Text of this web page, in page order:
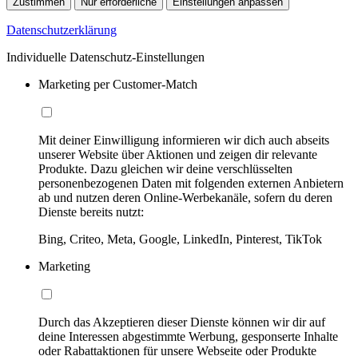
Datenschutzerklärung
Individuelle Datenschutz-Einstellungen
Marketing per Customer-Match
Mit deiner Einwilligung informieren wir dich auch abseits
unserer Website über Aktionen und zeigen dir relevante
Produkte. Dazu gleichen wir deine verschlüsselten
personenbezogenen Daten mit folgenden externen Anbietern
ab und nutzen deren Online-Werbekanäle, sofern du deren
Dienste bereits nutzt:
Bing, Criteo, Meta, Google, LinkedIn, Pinterest, TikTok
Marketing
Durch das Akzeptieren dieser Dienste können wir dir auf
deine Interessen abgestimmte Werbung, gesponserte Inhalte
oder Rabattaktionen für unsere Webseite oder Produkte